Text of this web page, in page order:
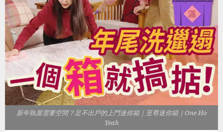
新年執屋需要空間？足不出戶的上門迷你箱｜至尊迷你箱｜One Ho
Yeah